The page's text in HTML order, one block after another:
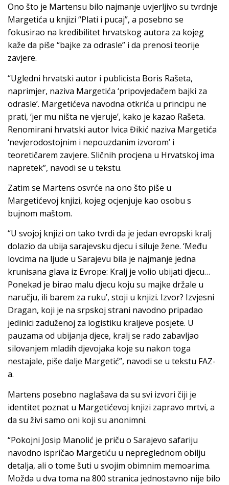
Ono što je Martensu bilo najmanje uvjerljivo su tvrdnje
Margetića u knjizi “Plati i pucaj”, a posebno se
fokusirao na kredibilitet hrvatskog autora za kojeg
kaže da piše “bajke za odrasle” i da prenosi teorije
zavjere.
“Ugledni hrvatski autor i publicista Boris Rašeta,
naprimjer, naziva Margetića ‘pripovjedačem bajki za
odrasle’. Margetićeva navodna otkrića u principu ne
prati, ‘jer mu ništa ne vjeruje’, kako je kazao Rašeta.
Renomirani hrvatski autor Ivica Đikić naziva Margetića
‘nevjerodostojnim i nepouzdanim izvorom’ i
teoretičarem zavjere. Sličnih procjena u Hrvatskoj ima
napretek”, navodi se u tekstu.
Zatim se Martens osvrće na ono što piše u
Margetićevoj knjizi, kojeg ocjenjuje kao osobu s
bujnom maštom.
“U svojoj knjizi on tako tvrdi da je jedan evropski kralj
dolazio da ubija sarajevsku djecu i siluje žene. ‘Među
lovcima na ljude u Sarajevu bila je najmanje jedna
krunisana glava iz Evrope: Kralj je volio ubijati djecu…
Ponekad je birao malu djecu koju su majke držale u
naručju, ili barem za ruku’, stoji u knjizi. Izvor? Izvjesni
Dragan, koji je na srpskoj strani navodno pripadao
jedinici zaduženoj za logistiku kraljeve posjete. U
pauzama od ubijanja djece, kralj se rado zabavljao
silovanjem mladih djevojaka koje su nakon toga
nestajale, piše dalje Margetić”, navodi se u tekstu FAZ-
a.
Martens posebno naglašava da su svi izvori čiji je
identitet poznat u Margetićevoj knjizi zapravo mrtvi, a
da su živi samo oni koji su anonimni.
“Pokojni Josip Manolić je priču o Sarajevo safariju
navodno ispričao Margetiću u nepreglednom obilju
detalja, ali o tome šuti u svojim obimnim memoarima.
Možda u dva toma na 800 stranica jednostavno nije bilo